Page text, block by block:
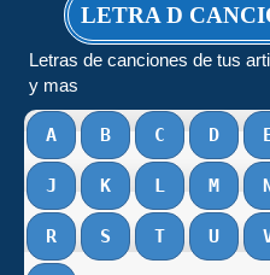
LETRA D
Letras de canciones de tus
y mas
A B C D
J K L M
R S T U